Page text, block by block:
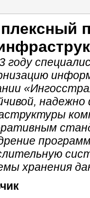
году
хранения